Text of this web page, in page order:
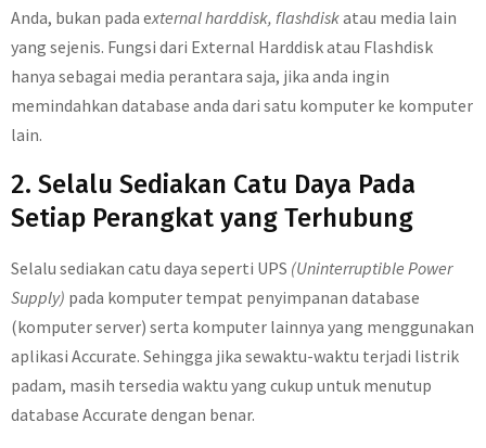
Anda, bukan pada external harddisk, flashdiskatau media lain
yang sejenis. Fungsi dari External Harddisk atau Flashdisk
hanya sebagai media perantara saja, jika anda ingin
memindahkan database anda dari satu komputer ke komputer
lain.
2. Selalu Sediakan Catu Daya Pada
Setiap Perangkat yang Terhubung
Selalu sediakan catu daya seperti UPS (Uninterruptible Power
Supply) pada komputer tempat penyimpanan database
(komputer server) serta komputer lainnya yang menggunakan
aplikasi Accurate. Sehingga jika sewaktu-waktu terjadi listrik
padam, masih tersedia waktu yang cukup untuk menutup
database Accurate dengan benar.